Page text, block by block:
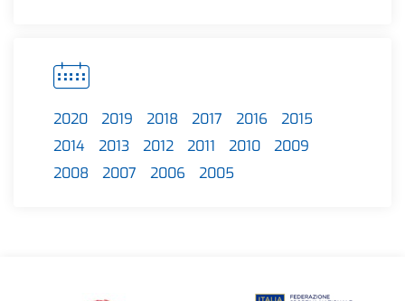
2020 2019 2018 2017 2016
2015
2014
2013 2012 2011 2010
2009
2008
2007 2006 2005